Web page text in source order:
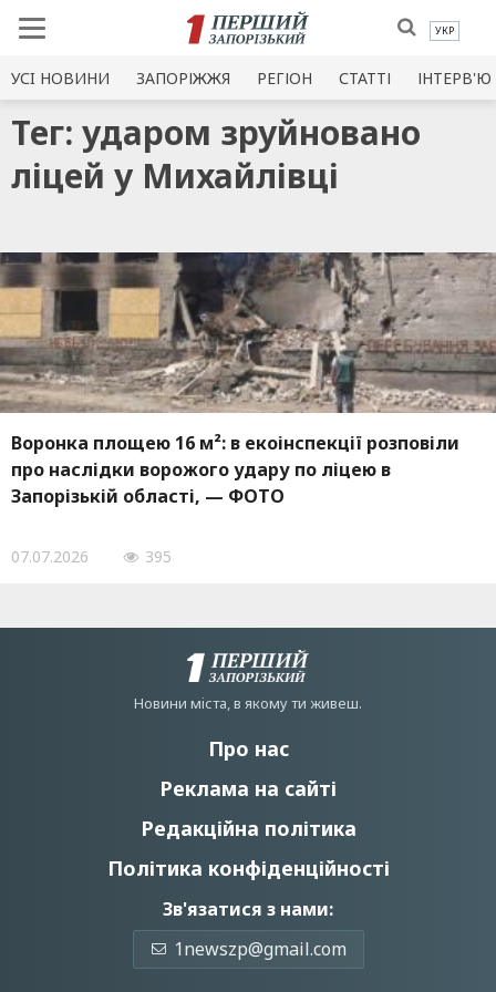
УКР
УСI НОВИНИ ЗАПОРІЖЖЯ РЕГІОН СТАТТІ ІНТЕРВ'Ю
Тег: ударом зруйновано
ліцей у Михайлівці
Воронка площею 16 м²: в екоінспекції розповіли
про наслідки ворожого удару по ліцею в
Запорізькій області, — ФОТО
07.07.2026 395
Новини мiста, в якому ти живеш.
Про нас
Реклама на сайті
Редакційна політика
Політика конфіденційності
Зв'язатися з нами:
1newszp@gmail.com